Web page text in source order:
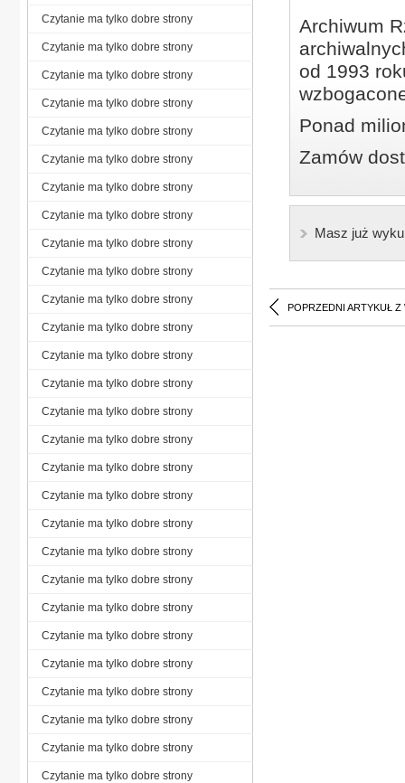
Archiwum
od 1993
Ponad
Zamów
Masz już
POPRZEDNI ARTYKUŁ Z
Czytanie ma tylko dobre strony
Czytanie ma tylko dobre strony
Czytanie ma tylko dobre strony
Czytanie ma tylko dobre strony
Czytanie ma tylko dobre strony
Czytanie ma tylko dobre strony
Czytanie ma tylko dobre strony
Czytanie ma tylko dobre strony
Czytanie ma tylko dobre strony
Czytanie ma tylko dobre strony
Czytanie ma tylko dobre strony
Czytanie ma tylko dobre strony
Czytanie ma tylko dobre strony
Czytanie ma tylko dobre strony
Czytanie ma tylko dobre strony
Czytanie ma tylko dobre strony
Czytanie ma tylko dobre strony
Czytanie ma tylko dobre strony
Czytanie ma tylko dobre strony
Czytanie ma tylko dobre strony
Czytanie ma tylko dobre strony
Czytanie ma tylko dobre strony
Czytanie ma tylko dobre strony
Czytanie ma tylko dobre strony
Czytanie ma tylko dobre strony
Czytanie ma tylko dobre strony
Czytanie ma tylko dobre strony
Czytanie ma tylko dobre strony